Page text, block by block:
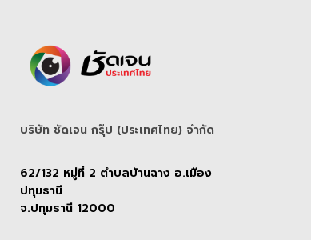
บริษัท ชัดเจน กรุ๊ป (ประเทศไทย) จํากัด
62/132 หมู่ที่ 2 ตำบลบ้านฉาง อ.เมือง
ปทุมธานี
จ.ปทุมธานี 12000